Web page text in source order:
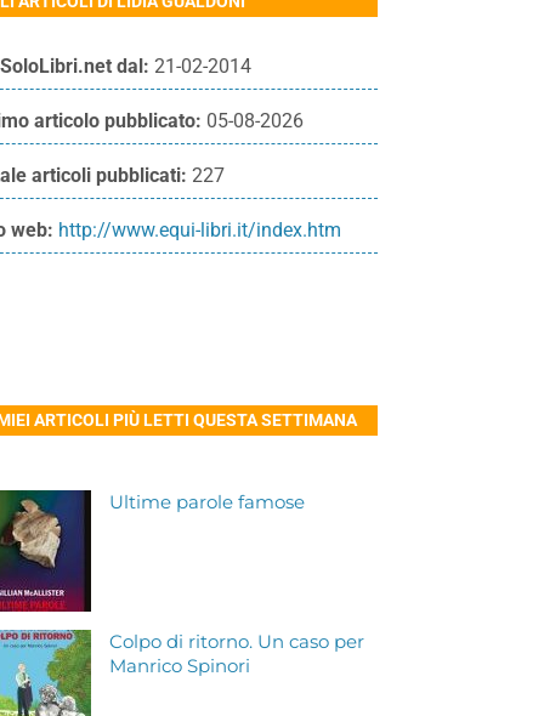
dal: 21-02-2014
articolo pubblicato: 05-08-2026
articoli pubblicati: 227
web: http://www.equi-libri.it/index.htm
ARTICOLI PIÙ LETTI QUESTA SETTIMANA
Ultime parole famose
Colpo di ritorno. Un caso per
Manrico Spinori